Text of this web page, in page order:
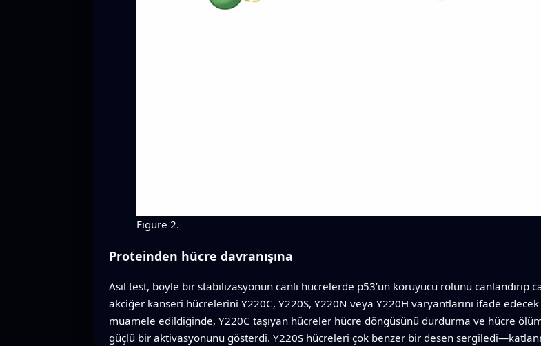
Figure 2.
Proteinden hücre davranışına
Asıl test, böyle bir stabilizasyonun canlı hücrelerde p53’ün koruyucu rolünü canlandırıp
akciğer kanseri hücrelerini Y220C, Y220S, Y220N veya Y220H varyantlarını ifade
muamele edildiğinde, Y220C taşıyan hücreler hücre döngüsünü durdurma ve hücre
güçlü bir aktivasyonunu gösterdi. Y220S hücreleri çok benzer bir desen